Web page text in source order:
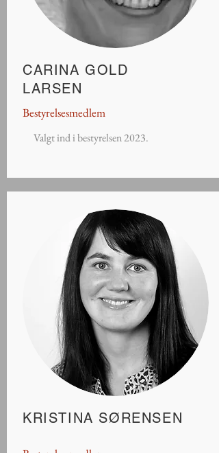
CARINA GOLD
LARSEN
Bestyrelsesmedlem
Valgt ind i bestyrelsen 2023.
KRISTINA SØRENSEN